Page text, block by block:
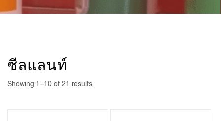
ซีลแลนท์
Showing 1–10 of 21 results